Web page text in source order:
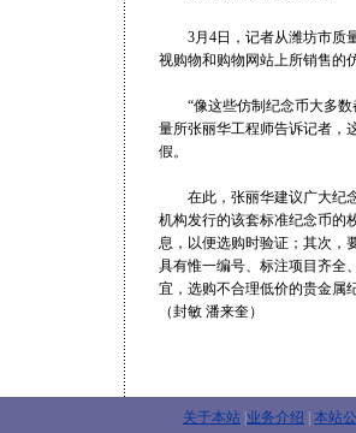
3月4日，记者从潍坊市质量
视购物和购物网站上所销售的
“像这些仿制纪念币大多数
量所张丽华工程师告诉记者，
假。
在此，张丽华建议广大纪念
机构发行的该套标准纪念币的
息，以便选购时验证；其次，
具有惟一编号、标注项目齐全
宜，选购不合理低价的贵金属
（封敏 潘来奎）
关于本站 业务介绍 本站